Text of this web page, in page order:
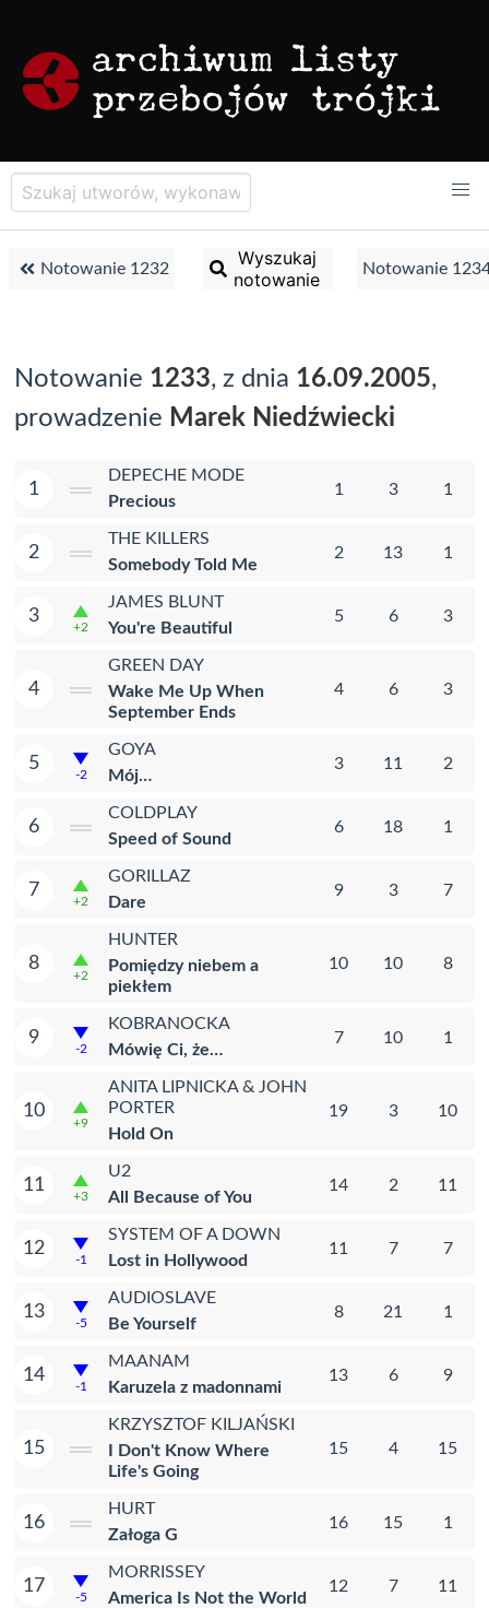
Notowanie 1232
Wyszukaj
notowanie
Notowanie
Notowanie 1233, z dnia 16.09.2005,
prowadzenie Marek Niedźwiecki
1
DEPECHE MODE
Precious
1 3 1
2
THE KILLERS
Somebody Told Me
2 13 1
3
+2
JAMES BLUNT
You're Beautiful
5 6 3
4
GREEN DAY
Wake Me Up When
September Ends
4 6 3
5
-2
GOYA
Mój…
3 11 2
6
COLDPLAY
Speed of Sound
6 18 1
7
+2
GORILLAZ
Dare
9 3 7
8
+2
HUNTER
Pomiędzy niebem a
piekłem
10 10 8
9
-2
KOBRANOCKA
Mówię Ci, że…
7 10 1
10
+9
ANITA LIPNICKA & JOHN
PORTER
Hold On
19 3 10
11
+3
U2
All Because of You
14 2 11
12
-1
SYSTEM OF A DOWN
Lost in Hollywood
11 7 7
13
-5
AUDIOSLAVE
Be Yourself
8 21 1
14
-1
MAANAM
Karuzela z madonnami
13 6 9
15
KRZYSZTOF KILJAŃSKI
I Don't Know Where
Life's Going
15 4 15
16
HURT
Załoga G
16 15 1
17
-5
MORRISSEY
America Is Not the World
12 7 11